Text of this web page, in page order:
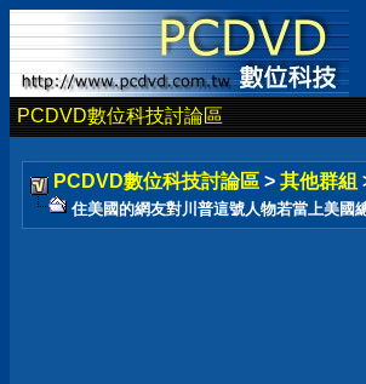
PCDVD數位科技討論區
PCDVD數位科技討論區 > 其他群組
住美國的網友對川普這號人物若當上美國